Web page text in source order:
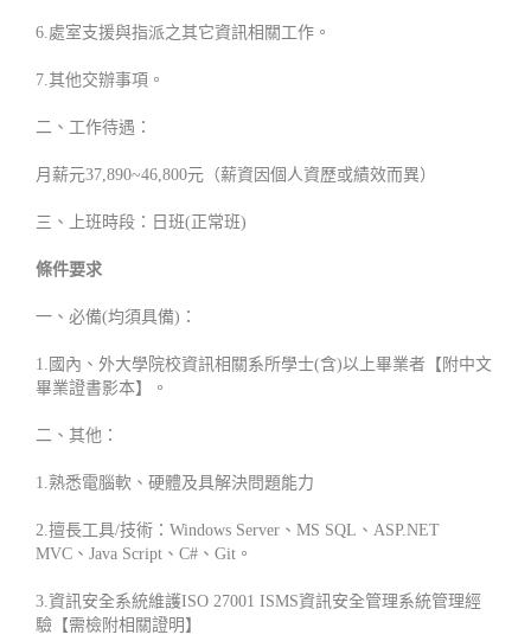
6.處室支援與指派之其它資訊相關工作。
7.其他交辦事項。
二、工作待遇：
月薪元37,890~46,800元（薪資因個人資歷或績效而異）
三、上班時段：日班(正常班)
條件要求
一、必備(均須具備)：
1.國內、外大學院校資訊相關系所學士(含)以上畢業者【附中文
畢業證書影本】。
二、其他：
1.熟悉電腦軟、硬體及具解決問題能力
2.擅長工具/技術：Windows Server、MS SQL、ASP.NET
MVC、Java Script、C#、Git。
3.資訊安全系統維護ISO 27001 ISMS資訊安全管理系統管理經
驗【需檢附相關證明】